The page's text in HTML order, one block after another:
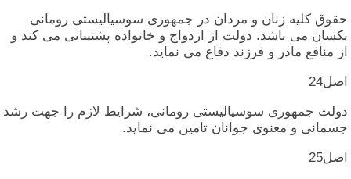
حقوق‏ کلیه‏ زنان‏ و مردان‏ در جمهوری‏ سوسیالیستی‏ رومانی‏
یکسان‏ می‏ باشد. دولت‏ از ازدواج‏ و خانواده‏ پشتیبانی‏ می‏ کند و
از منافع مادر و فرزند دفاع‏ می‏ نماید.
اصل‏24
دولت‏ جمهوری‏ سوسیالیستی‏ رومانی‏، شرایط لازم‏ را جهت‏ رشد
جسمانی‏ و معنوی‏ جوانان‏ تامین‏ می‏ نماید.
اصل‏25